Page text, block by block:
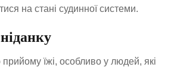
на стані судинної системи.
їжі, особливо у людей, які